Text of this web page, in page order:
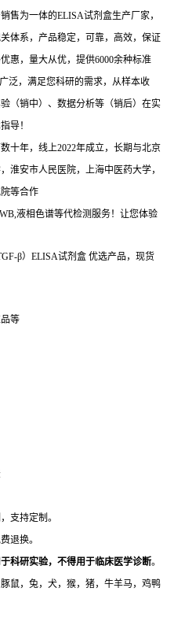
售为一体的ELISA试剂盒生产厂家，
体系，产品稳定，可靠，高效，保证
惠，量大从优，提供6000余种标准
泛，满足您科研的需求，从样本收
（销中）、数据分析等（销后）在实
导！
十年，线上2022年成立，长期与北京
淮安市人民医院，上海中医药大学，
等合作
液相色谱等代检测服务！让您体验
β）ELISA试剂盒 优选产品，现货
等
支持定制。
退换。
科研实验，不得用于临床医学诊断。
鼠，兔，犬，猴，猪，牛羊马，鸡鸭